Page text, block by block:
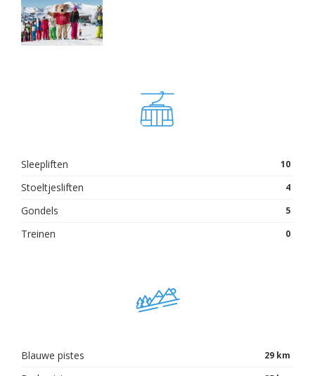
Sleepliften 10
Stoeltjesliften 4
Gondels 5
Treinen 0
Blauwe pistes 29 km